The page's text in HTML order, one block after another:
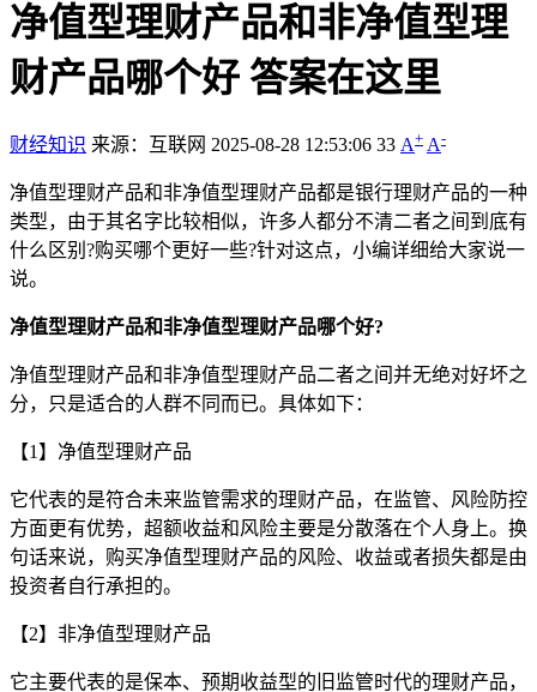
净值型理财产品和非净值型理
财产品哪个好 答案在这里
财经知识 来源：互联网 2025-08-28 12:53:06 33 A+ A-
净值型理财产品和非净值型理财产品都是银行理财产品的一种
类型，由于其名字比较相似，许多人都分不清二者之间到底有
什么区别?购买哪个更好一些?针对这点，小编详细给大家说一
说。
净值型理财产品和非净值型理财产品哪个好?
净值型理财产品和非净值型理财产品二者之间并无绝对好坏之
分，只是适合的人群不同而已。具体如下：
【1】净值型理财产品
它代表的是符合未来监管需求的理财产品，在监管、风险防控
方面更有优势，超额收益和风险主要是分散落在个人身上。换
句话来说，购买净值型理财产品的风险、收益或者损失都是由
投资者自行承担的。
【2】非净值型理财产品
它主要代表的是保本、预期收益型的旧监管时代的理财产品，